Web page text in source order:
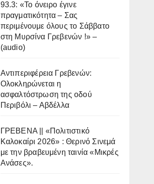
93.3: «Το όνειρο έγινε
πραγματικότητα – Σας
περιμένουμε όλους το Σάββατο
στη Μυρσίνα Γρεβενών !» –
(audio)
Αντιπεριφέρεια Γρεβενών:
Ολοκληρώνεται η
ασφαλτόστρωση της οδού
Περιβόλι – Αβδέλλα
ΓΡΕΒΕΝΑ || «Πολιτιστικό
Καλοκαίρι 2026» : Θερινό Σινεμά
με την βραβευμένη ταινία «Μικρές
Ανάσες».